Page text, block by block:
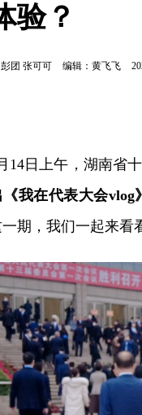
验？
团 张可可 编辑：黄飞飞
14日上午，湖南省
我在代表大会vlog
期，我们一起来看